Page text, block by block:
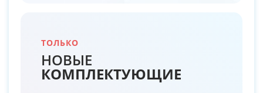
ТОЛЬКО
НОВЫЕ
КОМПЛЕКТУЮЩИЕ